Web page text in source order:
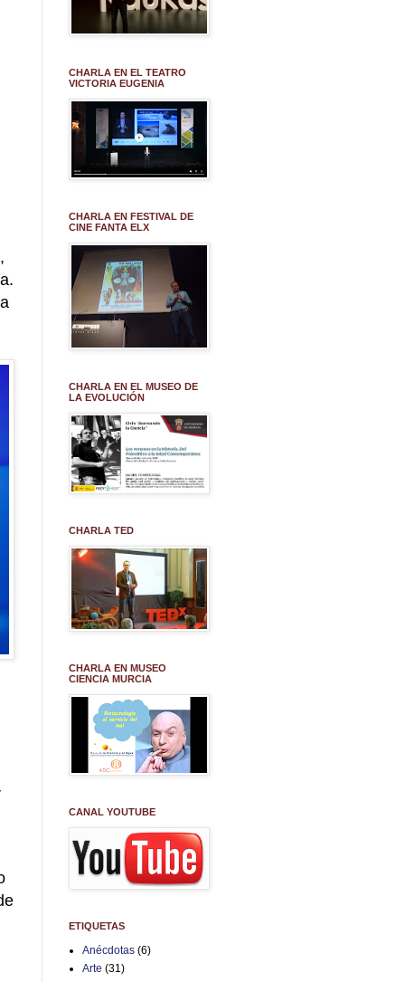
,
CHARLA EN EL TEATRO
VICTORIA EUGENIA
CHARLA EN FESTIVAL DE
CINE FANTA ELX
CHARLA EN EL MUSEO DE
LA EVOLUCIÓN
CHARLA TED
CHARLA EN MUSEO
CIENCIA MURCIA
CANAL YOUTUBE
ETIQUETAS
Anécdotas (6)
Arte (31)